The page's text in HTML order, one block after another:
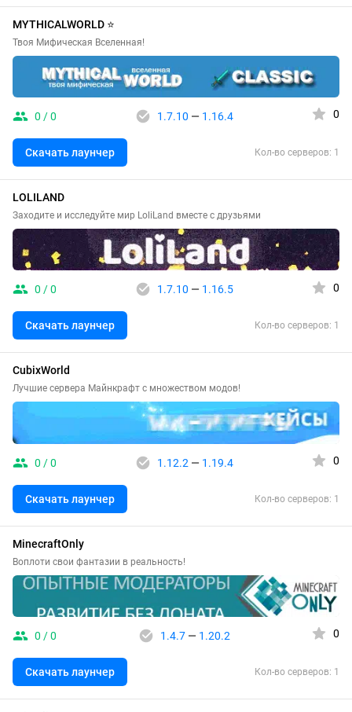
MYTHICALWORLD ⭐
Твоя Мифическая Вселенная!
0 / 0 1.7.10 — 1.16.4 0
Скачать лаунчер Кол-во серверов: 1
LOLILAND
Заходите и исследуйте мир LoliLand вместе с друзьями
0 / 0 1.7.10 — 1.16.5 0
Скачать лаунчер Кол-во серверов: 1
CubixWorld
Лучшие сервера Майнкрафт с множеством модов!
0 / 0 1.12.2 — 1.19.4 0
Скачать лаунчер Кол-во серверов: 1
MinecraftOnly
Воплоти свои фантазии в реальность!
0 / 0 1.4.7— 1.20.2 0
Скачать лаунчер Кол-во серверов: 1